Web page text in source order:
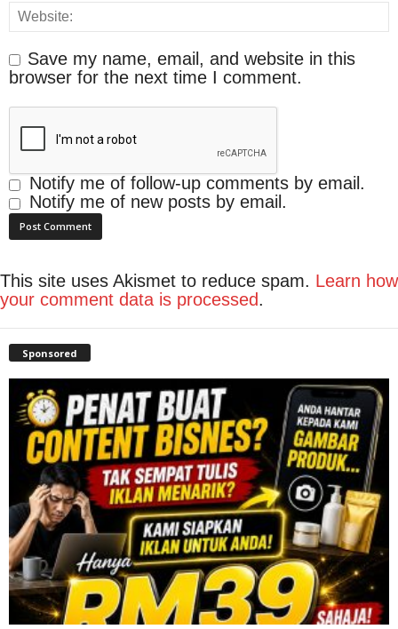
Save my name, email, and website in this
browser for the next time I comment.
Notify me of follow-up comments by email.
Notify me of new posts by email.
This site uses Akismet to reduce spam. Learn how
your comment data is processed.
Sponsored